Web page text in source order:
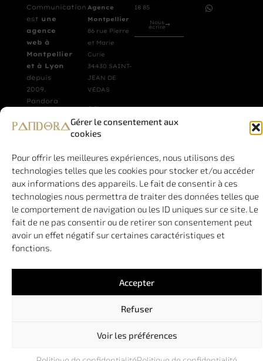
Gérer le consentement aux
cookies
Pour offrir les meilleures expériences, nous utilisons des
technologies telles que les cookies pour stocker et/ou accéder
aux informations des appareils. Le fait de consentir à ces
technologies nous permettra de traiter des données telles que
le comportement de navigation ou les ID uniques sur ce site. Le
fait de ne pas consentir ou de retirer son consentement peut
avoir un effet négatif sur certaines caractéristiques et
fonctions.
Accepter
Refuser
Voir les préférences
Communication
est une
agence
web à
Montpellier
et à Lyon
depuis
2009.
Pandora
assure la
vitrine et
de
boutique
en ligne
de
qualité.
Pandora
agence à
même
Agence
Montpellier
86 rue Pierre
et Marie
Curie
34430 SAINT-
JEAN DE
VÉDAS
Adresse
Administrative
77 plan de
La Movida –
(n’accueille
pas de public)
18 85
Nous
écrire